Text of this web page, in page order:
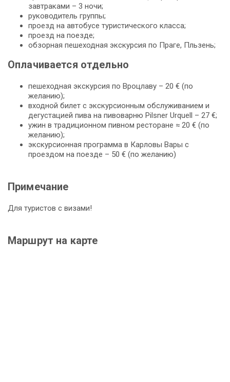
завтраками – 3 ночи;
руководитель группы;
проезд на автобусе туристического класса;
проезд на поезде;
обзорная пешеходная экскурсия по Праге, Пльзень;
Оплачивается отдельно
пешеходная экскурсия по Вроцлаву – 20 € (по
желанию);
входной билет с экскурсионным обслуживанием и
дегустацией пива на пивоварню Pilsner Urquell – 27 €;
ужин в традиционном пивном ресторане ≈ 20 € (по
желанию);
экскурсионная программа в Карловы Вары с
проездом на поезде – 50 € (по желанию)
Примечание
Для туристов с визами!
Маршрут на карте